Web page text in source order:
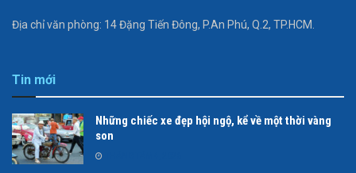
Địa chỉ văn phòng: 14 Đặng Tiến Đông, P.An Phú, Q.2, TP.HCM.
Tin mới
Những chiếc xe đẹp hội ngộ, kể về một thời vàng
son